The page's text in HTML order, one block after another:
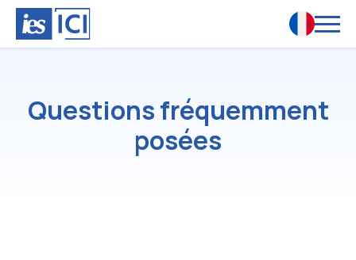
Questions fréquemment
posées